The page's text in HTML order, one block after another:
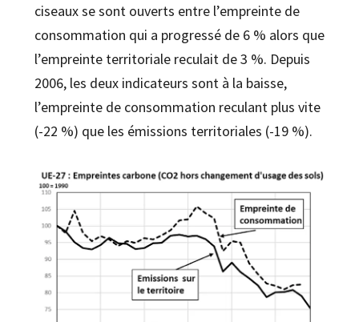
ciseaux se sont ouverts entre l’empreinte de
consommation qui a progressé de 6 % alors que
l’empreinte territoriale reculait de 3 %. Depuis
2006, les deux indicateurs sont à la baisse,
l’empreinte de consommation reculant plus vite
(-22 %) que les émissions territoriales (-19 %).